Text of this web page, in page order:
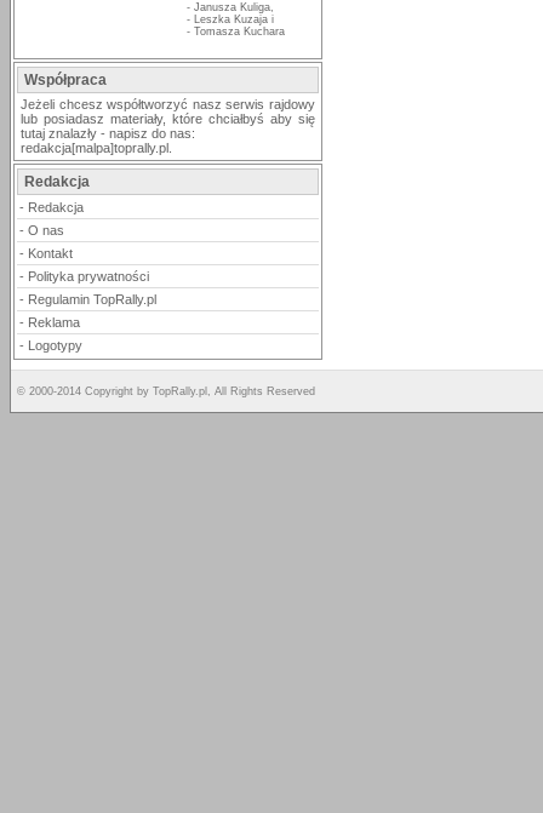
- Janusza Kuliga,
- Leszka Kuzaja i
- Tomasza Kuchara
Współpraca
Jeżeli chcesz współtworzyć nasz serwis rajdowy
lub posiadasz materiały, które chciałbyś aby się
tutaj znalazły - napisz do nas:
redakcja[malpa]toprally.pl.
Redakcja
- Redakcja
- O nas
- Kontakt
- Polityka prywatności
- Regulamin TopRally.pl
- Reklama
- Logotypy
© 2000-2014 Copyright by TopRally.pl, All Rights Reserved